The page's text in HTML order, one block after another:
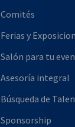
Comités
Ferias y
Salón para tu
Asesoría integral
Búsqueda de
Sponsorship